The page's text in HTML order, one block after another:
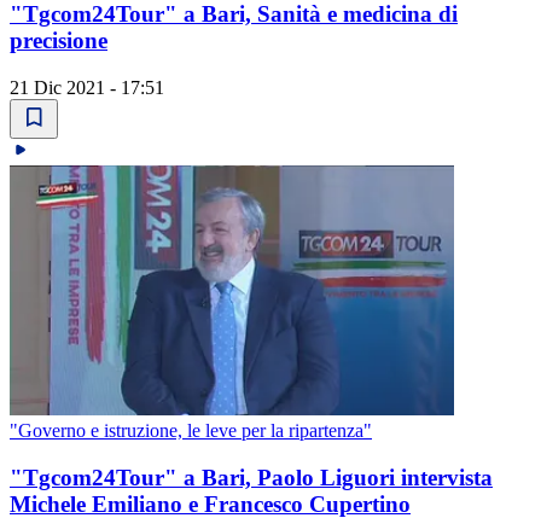
"Tgcom24Tour" a Bari, Sanità e medicina di
precisione
21 Dic 2021 - 17:51
"Governo e istruzione, le leve per la ripartenza"
"Tgcom24Tour" a Bari, Paolo Liguori intervista
Michele Emiliano e Francesco Cupertino